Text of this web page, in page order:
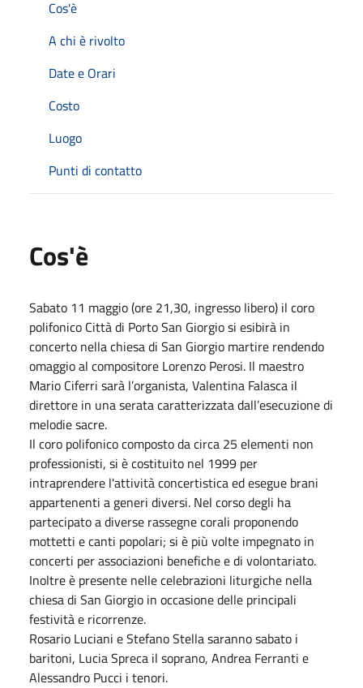
Cos'è
A chi è rivolto
Date e Orari
Costo
Luogo
Punti di contatto
Cos'è
Sabato 11 maggio (ore 21,30, ingresso libero) il coro
polifonico Città di Porto San Giorgio si esibirà in
concerto nella chiesa di San Giorgio martire rendendo
omaggio al compositore Lorenzo Perosi. Il maestro
Mario Ciferri sarà l’organista, Valentina Falasca il
direttore in una serata caratterizzata dall’esecuzione di
melodie sacre.
Il coro polifonico composto da circa 25 elementi non
professionisti, si è costituito nel 1999 per
intraprendere l'attività concertistica ed esegue brani
appartenenti a generi diversi. Nel corso degli ha
partecipato a diverse rassegne corali proponendo
mottetti e canti popolari; si è più volte impegnato in
concerti per associazioni benefiche e di volontariato.
Inoltre è presente nelle celebrazioni liturgiche nella
chiesa di San Giorgio in occasione delle principali
festività e ricorrenze.
Rosario Luciani e Stefano Stella saranno sabato i
baritoni, Lucia Spreca il soprano, Andrea Ferranti e
Alessandro Pucci i tenori.